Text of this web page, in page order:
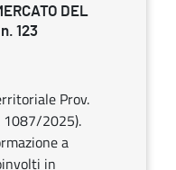
DEL
123
Prov.
1087/2025).
a
in